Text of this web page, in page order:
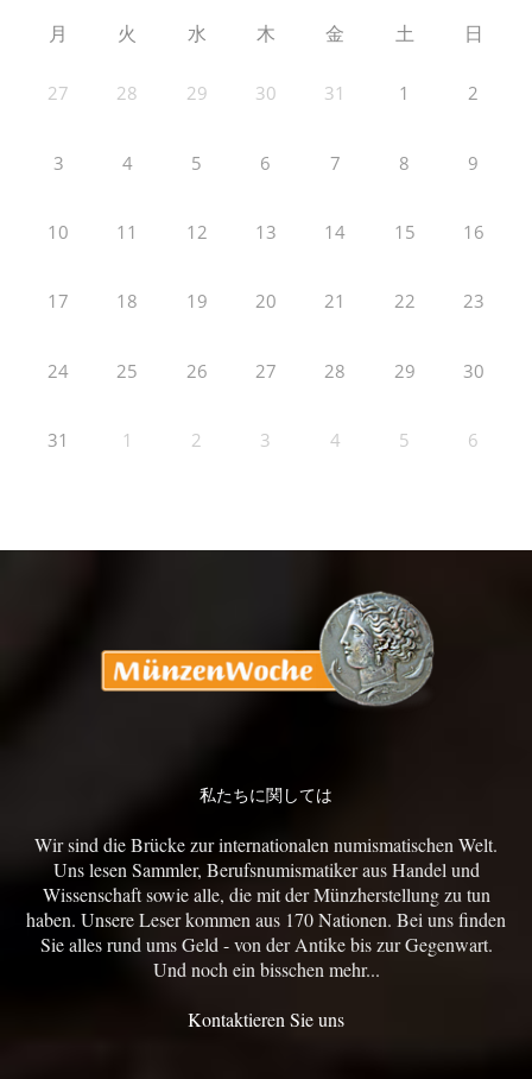
月 火 水 木 金 土 日
27 28 29 30 31 1 2
3 4 5 6 7 8 9
10 11 12 13 14 15 16
17 18 19 20 21 22 23
24 25 26 27 28 29 30
31 1 2 3 4 5 6
私たちに関しては
Wir sind die Brücke zur internationalen numismatischen Welt.
Uns lesen Sammler, Berufsnumismatiker aus Handel und
Wissenschaft sowie alle, die mit der Münzherstellung zu tun
haben. Unsere Leser kommen aus 170 Nationen. Bei uns finden
Sie alles rund ums Geld - von der Antike bis zur Gegenwart.
Und noch ein bisschen mehr...
Kontaktieren Sie uns